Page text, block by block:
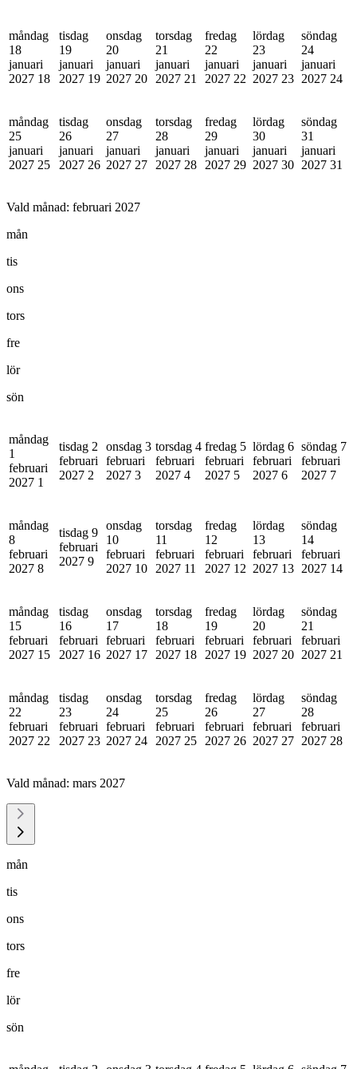
måndag
18
januari
2027 18
tisdag
19
januari
2027 19
onsdag
20
januari
2027 20
torsdag
21
januari
2027 21
fredag
22
januari
2027 22
lördag
23
januari
2027 23
söndag
24
januari
2027 24
måndag
25
januari
2027 25
tisdag
26
januari
2027 26
onsdag
27
januari
2027 27
torsdag
28
januari
2027 28
fredag
29
januari
2027 29
lördag
30
januari
2027 30
söndag
31
januari
2027 31
Vald månad: februari 2027
mån
tis
ons
tors
fre
lör
sön
måndag
1
februari
2027 1
tisdag 2
februari
2027 2
onsdag 3
februari
2027 3
torsdag 4
februari
2027 4
fredag 5
februari
2027 5
lördag 6
februari
2027 6
söndag 7
februari
2027 7
måndag
8
februari
2027 8
tisdag 9
februari
2027 9
onsdag
10
februari
2027 10
torsdag
11
februari
2027 11
fredag
12
februari
2027 12
lördag
13
februari
2027 13
söndag
14
februari
2027 14
måndag
15
februari
2027 15
tisdag
16
februari
2027 16
onsdag
17
februari
2027 17
torsdag
18
februari
2027 18
fredag
19
februari
2027 19
lördag
20
februari
2027 20
söndag
21
februari
2027 21
måndag
22
februari
2027 22
tisdag
23
februari
2027 23
onsdag
24
februari
2027 24
torsdag
25
februari
2027 25
fredag
26
februari
2027 26
lördag
27
februari
2027 27
söndag
28
februari
2027 28
Vald månad: mars 2027
mån
tis
ons
tors
fre
lör
sön